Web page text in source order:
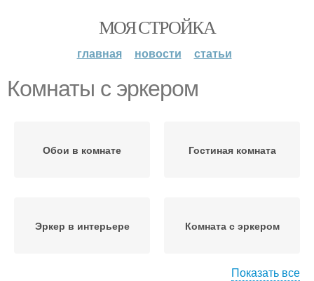
МОЯ СТРОЙКА
главная новости статьи
Комнаты с эркером
Обои в комнате Гостиная комната
Эркер в интерьере Комната с эркером
Показать все